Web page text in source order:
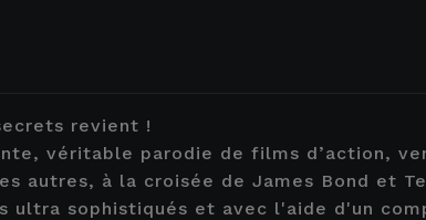
revient !
véritable parodie de films d’action,
autres, à la croisée de James Bond et
ultra sophistiqués et avec l'aide d'un